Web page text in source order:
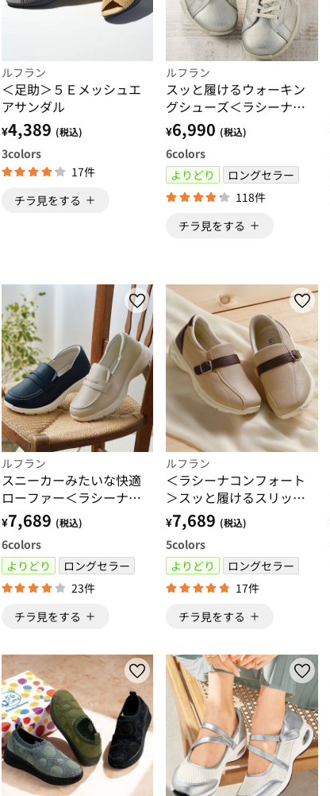
ルフラン
＜足助＞５Ｅメッシュエ
アサンダル
¥4,389 (税込)
3colors
17件
チラ見をする
ルフラン
スッと履けるウォーキン
グシューズ＜ラシーナコ
ンフォート＞
¥6,990 (税込)
6colors
よりどり
ロングセラー
118件
チラ見をする
ルフラン
スニーカーみたいな快適
ローファー＜ラシーナコ
ンフォート＞
¥7,689 (税込)
6colors
よりどり
ロングセラー
23件
チラ見をする
ルフラン
＜ラシーナコンフォート
＞スッと履けるスリッポ
ン
¥7,689 (税込)
5colors
よりどり
ロングセラー
17件
チラ見をする